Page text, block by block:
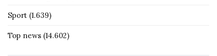
Sport (1.639)
Top news (14.602)